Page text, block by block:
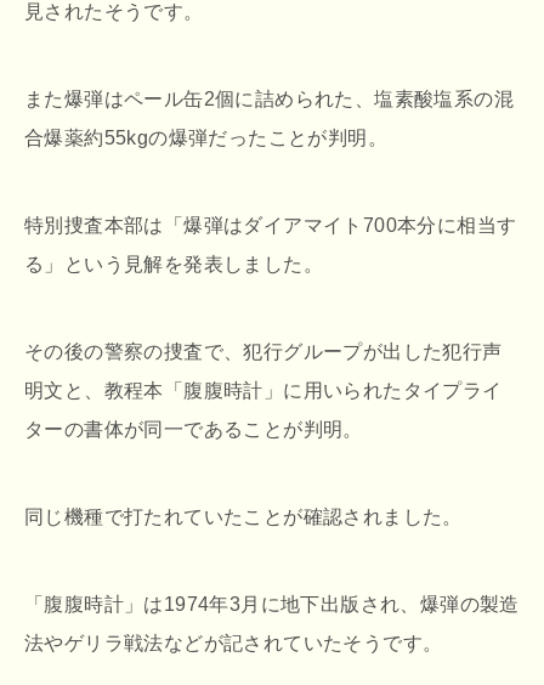
見されたそうです。
また爆弾はペール缶2個に詰められた、塩素酸塩系の混
合爆薬約55kgの爆弾だったことが判明。
特別捜査本部は「爆弾はダイアマイト700本分に相当す
る」という見解を発表しました。
その後の警察の捜査で、犯行グループが出した犯行声
明文と、教程本「腹腹時計」に用いられたタイプライ
ターの書体が同一であることが判明。
同じ機種で打たれていたことが確認されました。
「腹腹時計」は1974年3月に地下出版され、爆弾の製造
法やゲリラ戦法などが記されていたそうです。